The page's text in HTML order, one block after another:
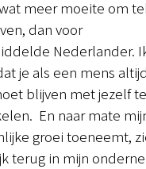
meer moeite om
dan voor
Nederlander.
je als een mens altijd
blijven met jezelf te
En naar mate
groei toeneemt,
terug in mijn